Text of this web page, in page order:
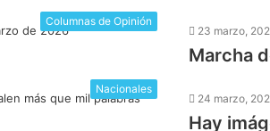
Columnas de Opinión
23 marzo,
Marcha
Nacionales
24 marzo,
Hay